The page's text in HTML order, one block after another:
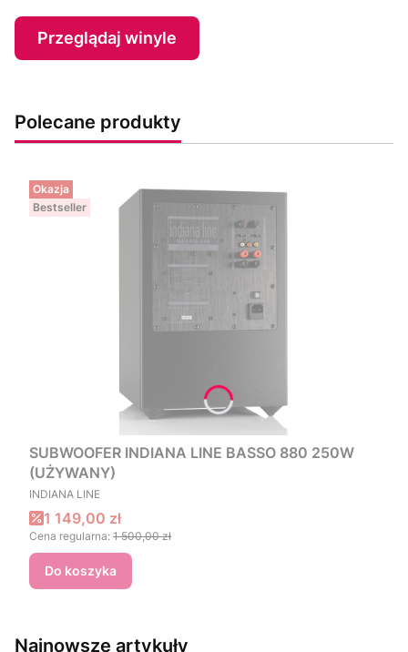
Przeglądaj winyle
Polecane produkty
Okazja
Bestseller
SUBWOOFER INDIANA LINE BASSO 880 250W
(UŻYWANY)
PRODUCENT
INDIANA LINE
Cena promocyjna
1 149,00 zł
Cena regularna: 1 500,00 zł
Do koszyka
Najnowsze artykuły